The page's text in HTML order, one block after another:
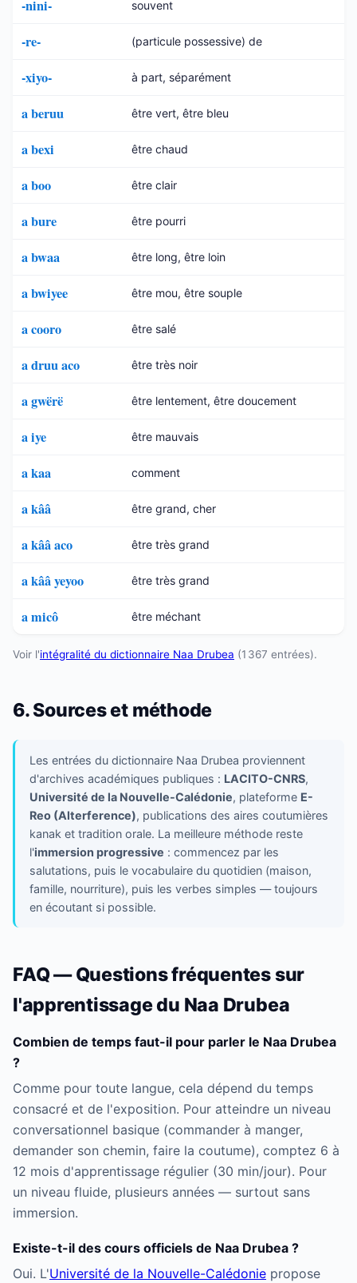
-nini- souvent
-re- (particule possessive) de
-xiyo- à part, séparément
a beruu être vert, être bleu
a bexi être chaud
a boo être clair
a bure être pourri
a bwaa être long, être loin
a bwiyee être mou, être souple
a cooro être salé
a druu aco être très noir
a gwërë être lentement, être doucement
a iye être mauvais
a kaa comment
a kââ être grand, cher
a kââ aco être très grand
a kââ yeyoo être très grand
a micô être méchant
Voir l'intégralité du dictionnaire Naa Drubea (1 367 entrées).
6. Sources et méthode
Les entrées du dictionnaire Naa Drubea proviennent
d'archives académiques publiques : LACITO-CNRS,
Université de la Nouvelle-Calédonie, plateforme E-
Reo (Alterference), publications des aires coutumières
kanak et tradition orale. La meilleure méthode reste
l'immersion progressive : commencez par les
salutations, puis le vocabulaire du quotidien (maison,
famille, nourriture), puis les verbes simples — toujours
en écoutant si possible.
FAQ — Questions fréquentes sur
l'apprentissage du Naa Drubea
Combien de temps faut-il pour parler le Naa Drubea
?
Comme pour toute langue, cela dépend du temps
consacré et de l'exposition. Pour atteindre un niveau
conversationnel basique (commander à manger,
demander son chemin, faire la coutume), comptez 6 à
12 mois d'apprentissage régulier (30 min/jour). Pour
un niveau fluide, plusieurs années — surtout sans
immersion.
Existe-t-il des cours officiels de Naa Drubea ?
Oui. L'Université de la Nouvelle-Calédonie propose